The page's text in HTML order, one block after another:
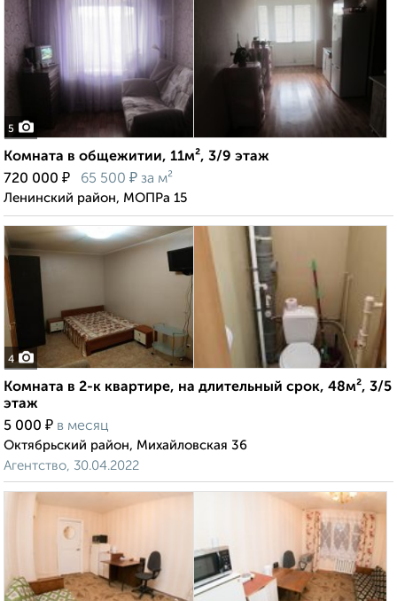
5
Комната в общежитии, 11м², 3/9 этаж
720 000 ₽ 65 500 ₽ за м²
Ленинский район, МОПРа 15
4
Комната в 2-к квартире, на длительный срок, 48м², 3/5
этаж
5 000 ₽ в месяц
Октябрьский район, Михайловская 36
Агентство, 30.04.2022